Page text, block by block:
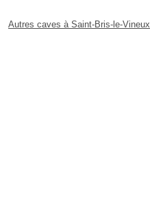
Autres caves à Saint-Bris-le-Vineux